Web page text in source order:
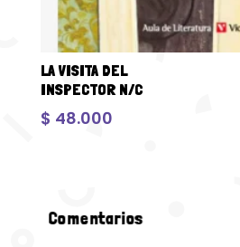
LA VISITA DEL
INSPECTOR N/C
$ 48.000
Comentarios